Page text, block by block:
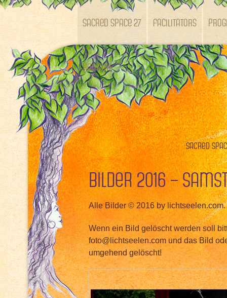
SACRED SPACE 27 Facilitators
Kontakt
Sacred
Bilder 2016 –
Alle Bilder © 2016 by lichtseelen.com.
Wenn ein Bild gelöscht werden soll
foto@lichtseelen.com und das Bild
umgehend gelöscht!